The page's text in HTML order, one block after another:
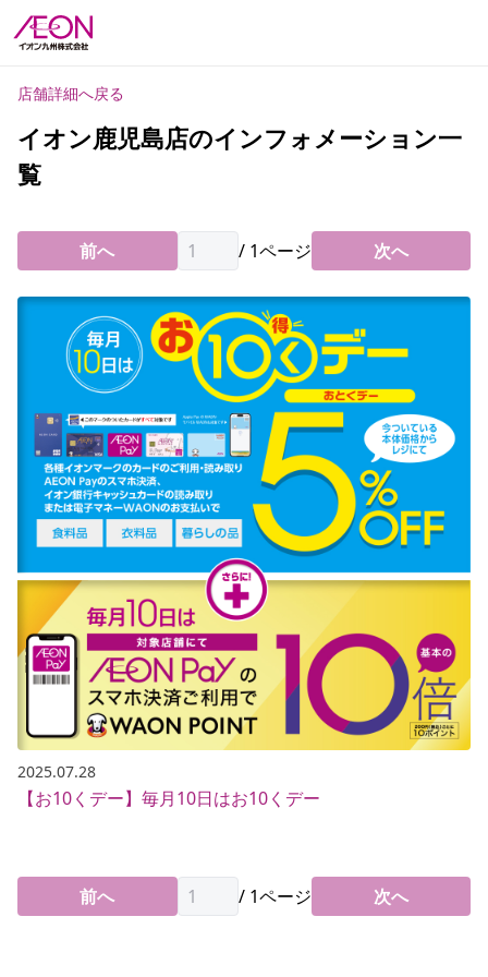
店舗詳細へ戻る
イオン鹿児島店のインフォメーション一
覧
前へ / 1ページ 次へ
2025.07.28
【お10くデー】毎月10日はお10くデー
前へ / 1ページ 次へ